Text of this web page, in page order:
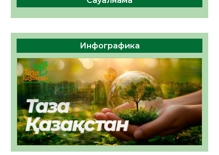
Инфографика